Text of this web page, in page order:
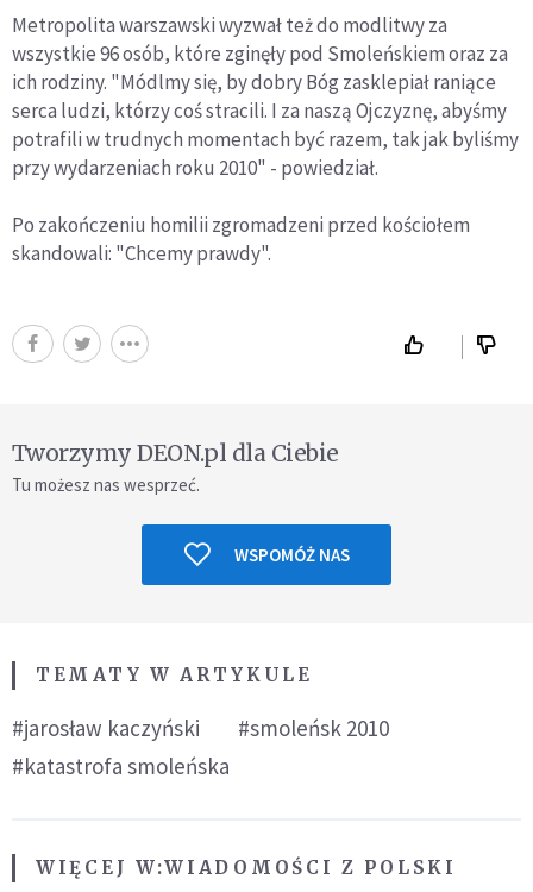
Metropolita warszawski wyzwał też do modlitwy za
wszystkie 96 osób, które zginęły pod Smoleńskiem oraz za
ich rodziny. "Módlmy się, by dobry Bóg zasklepiał raniące
serca ludzi, którzy coś stracili. I za naszą Ojczyznę, abyśmy
potrafili w trudnych momentach być razem, tak jak byliśmy
przy wydarzeniach roku 2010" - powiedział.
Po zakończeniu homilii zgromadzeni przed kościołem
skandowali: "Chcemy prawdy".
Tworzymy DEON.pl dla Ciebie
Tu możesz nas wesprzeć.
WSPOMÓŻ NAS
TEMATY W ARTYKULE
#jarosław kaczyński
#smoleńsk 2010
#katastrofa smoleńska
WIĘCEJ W:WIADOMOŚCI Z POLSKI